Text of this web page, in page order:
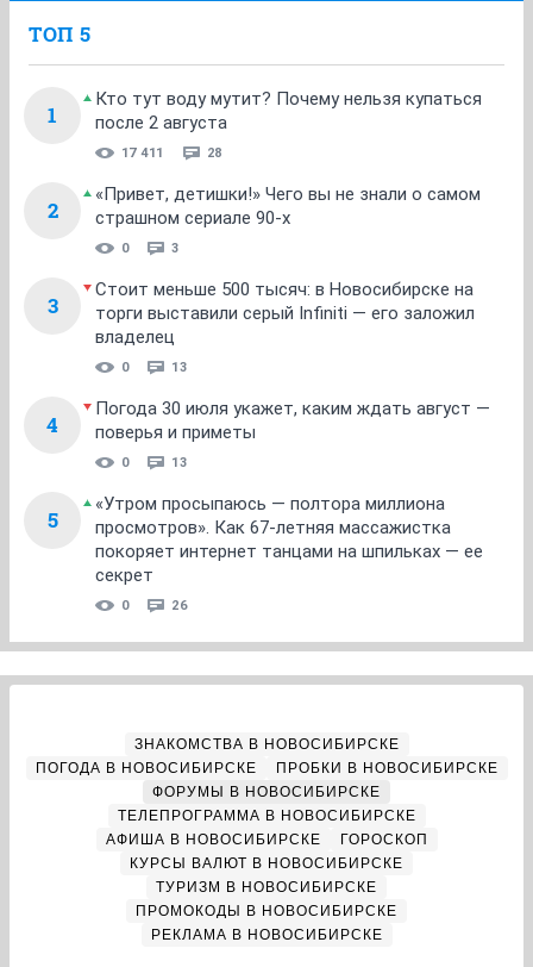
ТОП 5
1
Кто тут воду мутит? Почему нельзя купаться
после 2 августа
17 411 28
2
«Привет, детишки!» Чего вы не знали о самом
страшном сериале 90-х
0 3
3
Стоит меньше 500 тысяч: в Новосибирске на
торги выставили серый Infiniti — его заложил
владелец
0 13
4
Погода 30 июля укажет, каким ждать август —
поверья и приметы
0 13
5
«Утром просыпаюсь — полтора миллиона
просмотров». Как 67-летняя массажистка
покоряет интернет танцами на шпильках — ее
секрет
0 26
ЗНАКОМСТВА В НОВОСИБИРСКЕ
ПОГОДА В НОВОСИБИРСКЕ
ПРОБКИ В НОВОСИБИРСКЕ
ФОРУМЫ В НОВОСИБИРСКЕ
ТЕЛЕПРОГРАММА В НОВОСИБИРСКЕ
АФИША В НОВОСИБИРСКЕ
ГОРОСКОП
КУРСЫ ВАЛЮТ В НОВОСИБИРСКЕ
ТУРИЗМ В НОВОСИБИРСКЕ
ПРОМОКОДЫ В НОВОСИБИРСКЕ
РЕКЛАМА В НОВОСИБИРСКЕ